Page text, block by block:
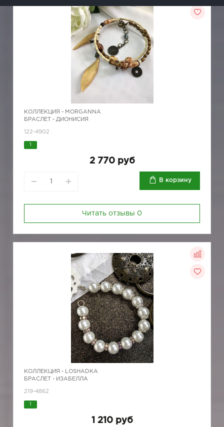
КОЛЛЕКЦИЯ - MORGANNA
БРАСЛЕТ - ДИОНИСИЯ
122-4902
2 770 руб
В корзину
Читать отзывы 0
КОЛЛЕКЦИЯ - LOSHADKA
БРАСЛЕТ - ИЗАБЕЛЛА
219-4862
1 210 руб